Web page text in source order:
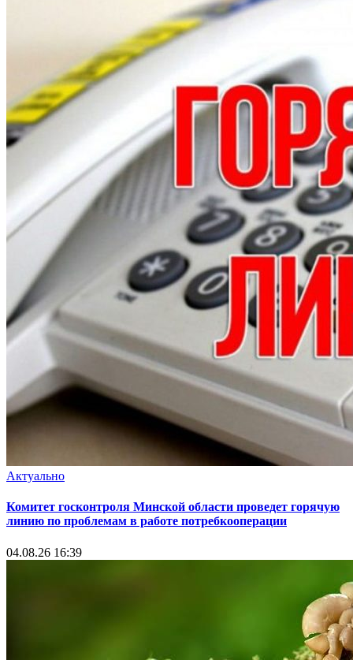
Актуально
Комитет госконтроля Минской области проведет горячую
линию по проблемам в работе потребкооперации
04.08.26 16:39